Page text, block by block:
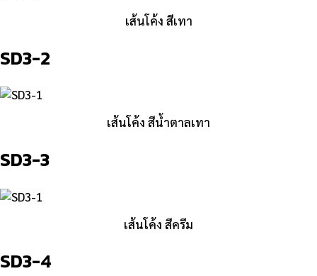
เส้นโค้ง สีเทา
SD3-2
เส้นโค้ง สีน้ำตาลเทา
SD3-3
เส้นโค้ง สีครีม
SD3-4